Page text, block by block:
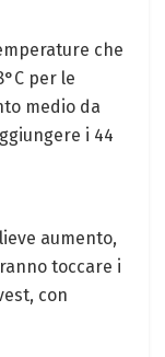
che
per le
medio da
i 44
aumento,
toccare i
con